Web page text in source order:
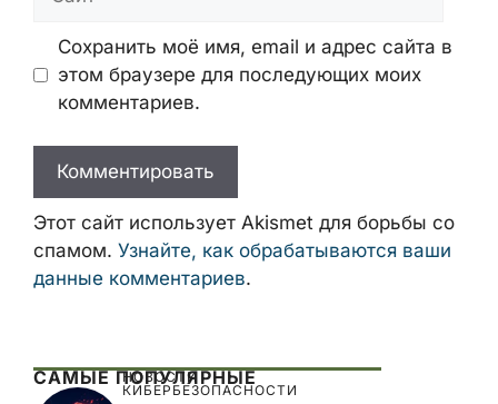
Сохранить моё имя, email и адрес сайта в
этом браузере для последующих моих
комментариев.
Этот сайт использует Akismet для борьбы со
спамом. Узнайте, как обрабатываются ваши
данные комментариев.
САМЫЕ ПОПУЛЯРНЫЕ
НОВОСТИ
КИБЕРБЕЗОПАСНОСТИ